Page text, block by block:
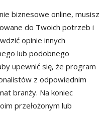
biznesowe online, musisz
do Twoich potrzeb i
opinie innych
lub podobnego
upewnić się, że program
z odpowiednim
branży. Na koniec
przełożonym lub